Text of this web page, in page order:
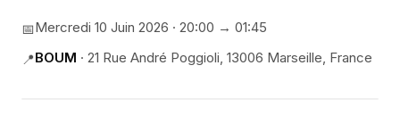
📅Mercredi 10 Juin 2026 · 20:00 → 01:45
📍BOUM · 21 Rue André Poggioli, 13006 Marseille, France